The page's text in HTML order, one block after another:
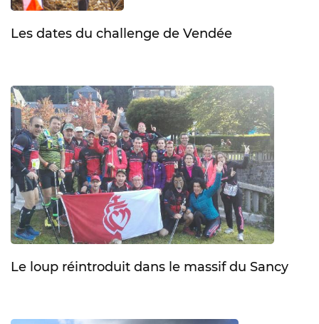
Les dates du challenge de Vendée
Le loup réintroduit dans le massif du Sancy